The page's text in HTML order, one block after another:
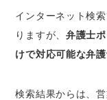
インターネット検
りますが、 弁護士
けで対応可能な弁
検索結果からは、